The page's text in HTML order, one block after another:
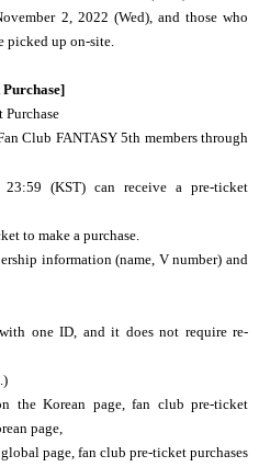
2, 2022 (Wed), and those who
picked up on-site.
]
Club FANTASY 5th members through
23:59 (KST) can receive a pre-ticket
to make a purchase.
information (name, V number) and
one ID, and it does not require re-
the Korean page, fan club pre-ticket
page,
page, fan club pre-ticket purchases